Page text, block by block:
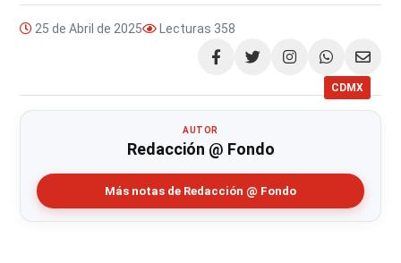
25 de Abril de 2025 Lecturas 358
Compartir
CDMX
AUTOR
Redacción @ Fondo
Más notas de Redacción @ Fondo